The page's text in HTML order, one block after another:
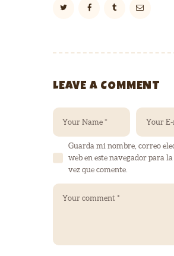
LEAVE A COMMENT
Guarda mi nombre, correo
web en este navegador para
vez que comente.